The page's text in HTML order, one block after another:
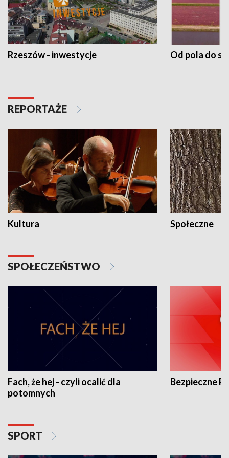
Rzeszów - inwestycje Od pola do
REPORTAŻE
Kultura Społeczne
SPOŁECZEŃSTWO
Fach, że hej - czyli ocalić dla
potomnych
Bezpieczne
SPORT